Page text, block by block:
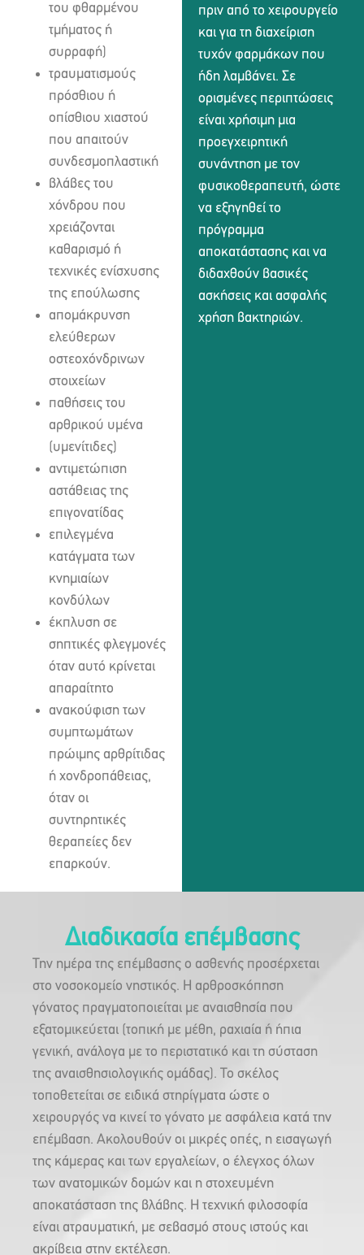
πριν από το χειρουργείο
και για τη διαχείριση
τυχόν φαρμάκων που
ήδη λαμβάνει. Σε
ορισμένες περιπτώσεις
είναι χρήσιμη μια
προεγχειρητική
συνάντηση με τον
φυσικοθεραπευτή, ώστε
να εξηγηθεί το
πρόγραμμα
αποκατάστασης και να
διδαχθούν βασικές
ασκήσεις και ασφαλής
χρήση βακτηριών.
του φθαρμένου
τμήματος ή
συρραφή)
τραυματισμούς
πρόσθιου ή
οπίσθιου χιαστού
που απαιτούν
συνδεσμοπλαστική
βλάβες του
χόνδρου που
χρειάζονται
καθαρισμό ή
τεχνικές ενίσχυσης
της επούλωσης
απομάκρυνση
ελεύθερων
οστεοχόνδρινων
στοιχείων
παθήσεις του
αρθρικού υμένα
(υμενίτιδες)
αντιμετώπιση
αστάθειας της
επιγονατίδας
επιλεγμένα
κατάγματα των
κνημιαίων
κονδύλων
έκπλυση σε
σηπτικές φλεγμονές
όταν αυτό κρίνεται
απαραίτητο
ανακούφιση των
συμπτωμάτων
πρώιμης αρθρίτιδας
ή χονδροπάθειας,
όταν οι
συντηρητικές
θεραπείες δεν
επαρκούν.
Την ημέρα της επέμβασης ο ασθενής προσέρχεται
στο νοσοκομείο νηστικός. Η αρθροσκόπηση
γόνατος πραγματοποιείται με αναισθησία που
εξατομικεύεται (τοπική με μέθη, ραχιαία ή ήπια
γενική, ανάλογα με το περιστατικό και τη σύσταση
της αναισθησιολογικής ομάδας). Το σκέλος
τοποθετείται σε ειδικά στηρίγματα ώστε ο
χειρουργός να κινεί το γόνατο με ασφάλεια κατά την
επέμβαση. Ακολουθούν οι μικρές οπές, η εισαγωγή
της κάμερας και των εργαλείων, ο έλεγχος όλων
των ανατομικών δομών και η στοχευμένη
αποκατάσταση της βλάβης. Η τεχνική φιλοσοφία
είναι ατραυματική, με σεβασμό στους ιστούς και
ακρίβεια στην εκτέλεση.
Διαδικασία επέμβασης